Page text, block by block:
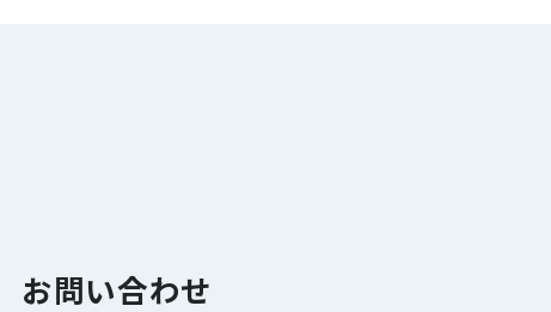
お問い合わせ